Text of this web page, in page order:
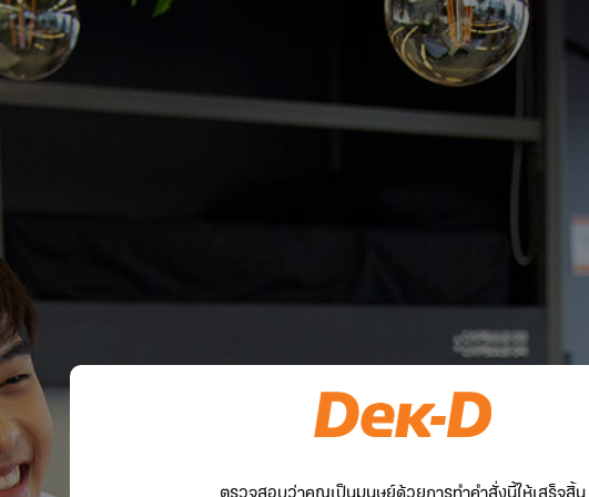
ตรวจสอบว่าคุณเป็นมนุษย์ด้วยการทำคำสั่งนี้ให้เสร็จสิ้น